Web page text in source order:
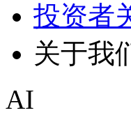
投资者
关于我
AI